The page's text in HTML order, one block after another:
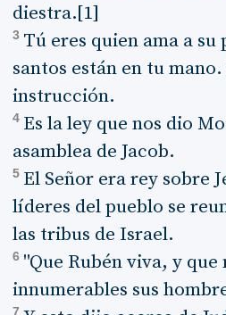
diestra.[1]
3 Tú eres quien ama a
santos están en tu
instrucción.
4 Es la ley que nos dio
asamblea de Jacob.
5 El Señor era rey sobre
líderes del pueblo se
las tribus de Israel.
6 "Que Rubén viva, y que
innumerables sus
7